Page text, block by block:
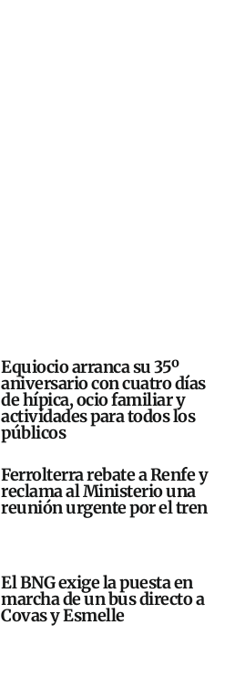
Equiocio arranca su 35º
aniversario con cuatro días
de hípica, ocio familiar y
actividades para todos los
públicos
Ferrolterra rebate a Renfe y
reclama al Ministerio una
reunión urgente por el tren
El BNG exige la puesta en
marcha de un bus directo a
Covas y Esmelle